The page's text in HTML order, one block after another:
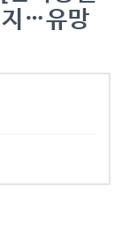
지…유망